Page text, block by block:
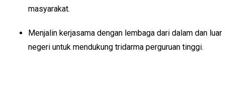
masyarakat.
Menjalin kerjasama dengan lembaga dari dalam dan luar
negeri untuk mendukung tridarma perguruan tinggi.